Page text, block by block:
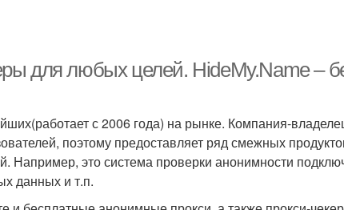
для любых целей. HideMy.Name –
с 2006 года) на рынке. Компания-
поэтому предоставляет ряд смежных
Например, это система проверки анонимности
данных и т.п.